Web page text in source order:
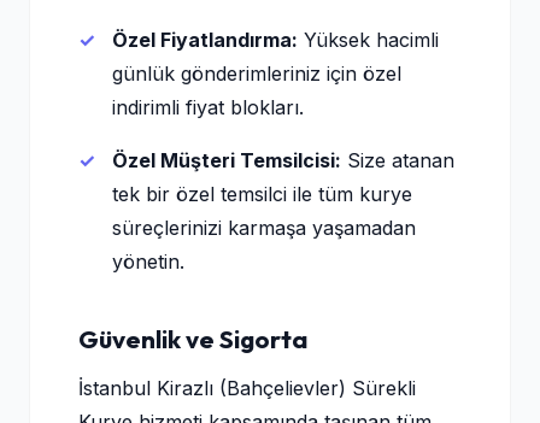
Özel Fiyatlandırma: Yüksek hacimli
günlük gönderimleriniz için özel
indirimli fiyat blokları.
Özel Müşteri Temsilcisi: Size atanan
tek bir özel temsilci ile tüm kurye
süreçlerinizi karmaşa yaşamadan
yönetin.
Güvenlik ve Sigorta
İstanbul Kirazlı (Bahçelievler) Sürekli